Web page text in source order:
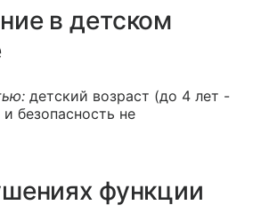
в детском
детский возраст (до 4 лет -
безопасность не
функции